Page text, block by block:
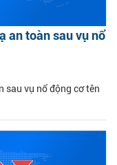
an toàn sau vụ nổ
sau vụ nổ động cơ tên